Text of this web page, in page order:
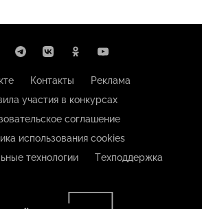
Контакты
Реклама
участия в конкурсах
соглашение
использования cookies
технологии
Техподдержка